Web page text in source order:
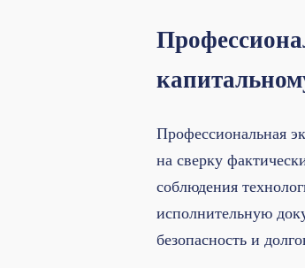
Профессиональная
на сверку
соблюдения
исполнительную
безопасность и